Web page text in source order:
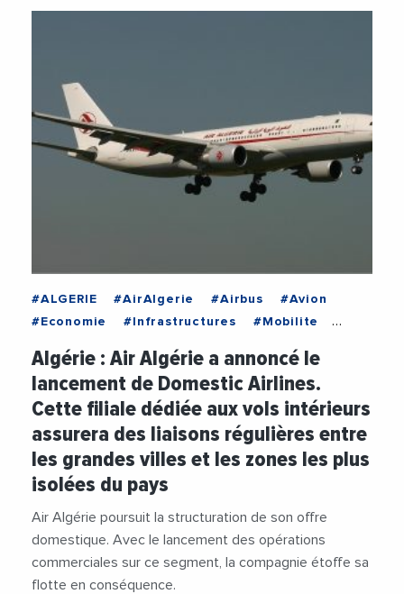
#ALGERIE #AirAlgerie #Airbus
#Avion
#Economie
#Infrastructures
#Mobilite
Algérie : Air Algérie a annoncé le
lancement de Domestic Airlines.
Cette filiale dédiée aux vols intérieurs
assurera des liaisons régulières entre
les grandes villes et les zones les plus
isolées du pays
Air Algérie poursuit la structuration de son offre
domestique. Avec le lancement des opérations
commerciales sur ce segment, la compagnie étoffe sa
flotte en conséquence.